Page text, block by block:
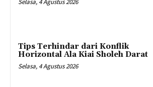
Selasa, 4 Agustus 2026
Tips Terhindar dari Konflik
Horizontal Ala Kiai Sholeh Darat
Selasa, 4 Agustus 2026